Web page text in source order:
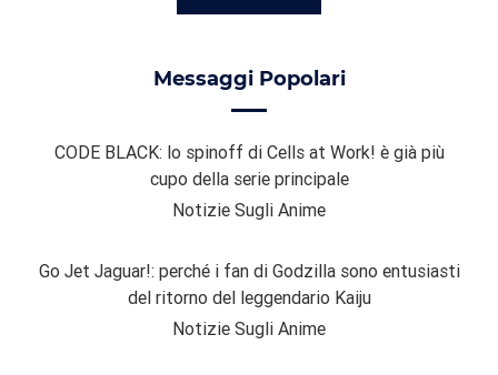
Messaggi Popolari
CODE BLACK: lo spinoff di Cells at Work! è già più
cupo della serie principale
Notizie Sugli Anime
Go Jet Jaguar!: perché i fan di Godzilla sono entusiasti
del ritorno del leggendario Kaiju
Notizie Sugli Anime